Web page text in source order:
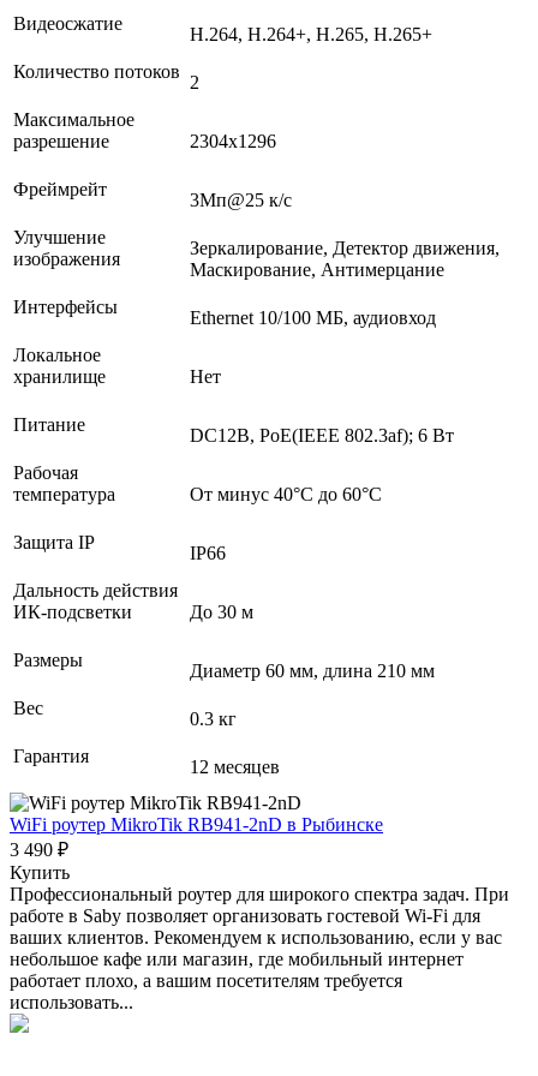
Видеосжатие
H.264, H.264+, H.265, H.265+
Количество потоков
2
Максимальное
разрешение
2304x1296
Фреймрейт
3Мп@25 к/с
Улучшение
изображения
Зеркалирование, Детектор движения,
Маскирование, Антимерцание
Интерфейсы
Ethernet 10/100 МБ, аудиовход
Локальное
хранилище
Нет
Питание
DC12В, PoE(IEEE 802.3af); 6 Вт
Рабочая
температура
От минус 40°С до 60°С
Защита IP
IP66
Дальность действия
ИК-подсветки
До 30 м
Размеры
Диаметр 60 мм, длина 210 мм
Вес
0.3 кг
Гарантия
12 месяцев
WiFi роутер MikroTik RB941-2nD в Рыбинске
3 490 ₽
Купить
Профессиональный роутер для широкого спектра задач. При
работе в Saby позволяет организовать гостевой Wi-Fi для
ваших клиентов. Рекомендуем к использованию, если у вас
небольшое кафе или магазин, где мобильный интернет
работает плохо, а вашим посетителям требуется
использовать...